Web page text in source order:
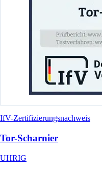
IfV-Zertifizierungsnachweis
Tor-Scharnier
UHRIG